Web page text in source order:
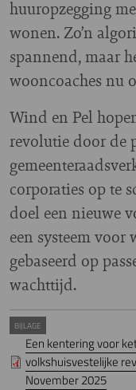
huuropzegging
wonen. Zo’n
spannend, maar
wooncoaches nu
Wind en Pel
revolutie door de
corporaties op te
doel een nieuwe
een systeem
gebaseerd op
wachttijd.
BIJLAGE
Een kentering voor
volkshuisvestelijke
November 2025